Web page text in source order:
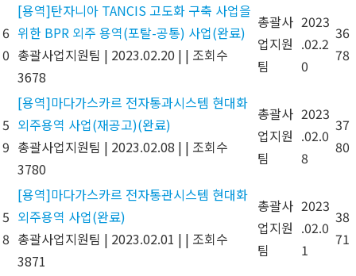
6
0
[용역]탄자니아 TANCIS 고도화 구축 사업을
위한 BPR 외주 용역(포탈-공통) 사업(완료)
총괄사업지원팀 | 2023.02.20 | | 조회수
3678
총괄사
업지원
팀
2023
.02.2
0
36
78
5
9
[용역]마다가스카르 전자통과시스템 현대화
외주용역 사업(재공고)(완료)
총괄사업지원팀 | 2023.02.08 | | 조회수
3780
총괄사
업지원
팀
2023
.02.0
8
37
80
5
8
[용역]마다가스카르 전자통관시스템 현대화
외주용역 사업(완료)
총괄사업지원팀 | 2023.02.01 | | 조회수
3871
총괄사
업지원
팀
2023
.02.0
1
38
71